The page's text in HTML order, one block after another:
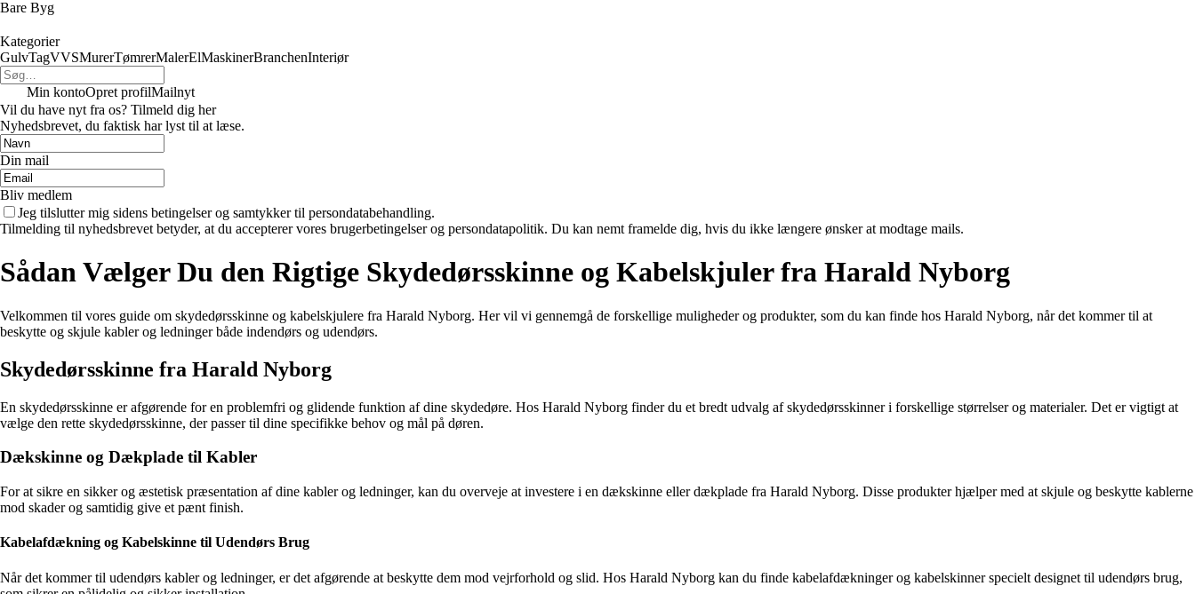
Bare Byg
Kategorier
GulvTagVVSMurerTømrerMalerElMaskinerBranchenInteriør
Min kontoOpret profilMailnyt
Vil du have nyt fra os? Tilmeld dig her
Nyhedsbrevet, du faktisk har lyst til at læse.
Din mail
Bliv medlem
Jeg tilslutter mig sidens betingelser og samtykker til persondatabehandling.
Tilmelding til nyhedsbrevet betyder, at du accepterer vores brugerbetingelser og persondatapolitik. Du kan nemt framelde dig, hvis du ikke længere ønsker at modtage mails.
Sådan Vælger Du den Rigtige Skydedørsskinne og Kabelskjuler fra Harald Nyborg
Velkommen til vores guide om skydedørsskinne og kabelskjulere fra Harald Nyborg. Her vil vi gennemgå de forskellige muligheder og produkter, som du kan finde hos Harald Nyborg, når det kommer til at
beskytte og skjule kabler og ledninger både indendørs og udendørs.
Skydedørsskinne fra Harald Nyborg
En skydedørsskinne er afgørende for en problemfri og glidende funktion af dine skydedøre. Hos Harald Nyborg finder du et bredt udvalg af skydedørsskinner i forskellige størrelser og materialer. Det er vigtigt at
vælge den rette skydedørsskinne, der passer til dine specifikke behov og mål på døren.
Dækskinne og Dækplade til Kabler
For at sikre en sikker og æstetisk præsentation af dine kabler og ledninger, kan du overveje at investere i en dækskinne eller dækplade fra Harald Nyborg. Disse produkter hjælper med at skjule og beskytte kablerne
mod skader og samtidig give et pænt finish.
Kabelafdækning og Kabelskinne til Udendørs Brug
Når det kommer til udendørs kabler og ledninger, er det afgørende at beskytte dem mod vejrforhold og slid. Hos Harald Nyborg kan du finde kabelafdækninger og kabelskinner specielt designet til udendørs brug,